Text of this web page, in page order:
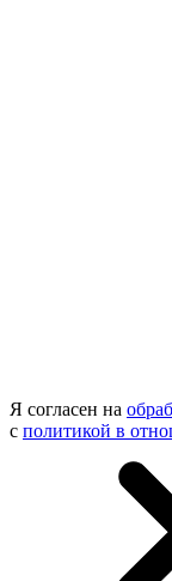
Я согласен на
с политикой в